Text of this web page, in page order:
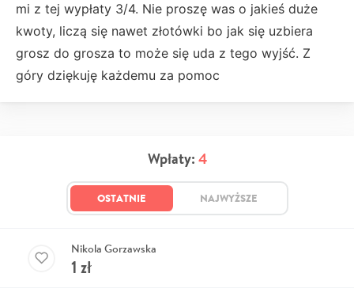
mi z tej wypłaty 3/4. Nie proszę was o jakieś duże
kwoty, liczą się nawet złotówki bo jak się uzbiera
grosz do grosza to może się uda z tego wyjść. Z
góry dziękuję każdemu za pomoc
Wpłaty: 4
OSTATNIE NAJWYŻSZE
Nikola Gorzawska
1 zł